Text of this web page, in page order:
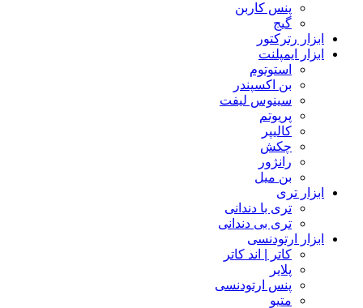
پنس کاربن
گیج
ابزار رترکتور
ابزار ایمپلنت
استوتوم
بن اکسپندر
سینوس لیفت
پریوتم
کالیپر
چکش
رانژور
بن میل
ابزار تری
تری با دندانی
تری بی دندانی
ابزار ارتودنسی
کاتر | اند کاتر
پلایر
پنس ارتودنسی
متیو